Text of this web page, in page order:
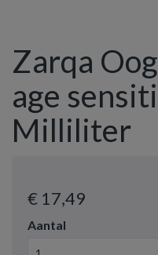
Zarqa
age
Milliliter
€ 17,49
Aantal